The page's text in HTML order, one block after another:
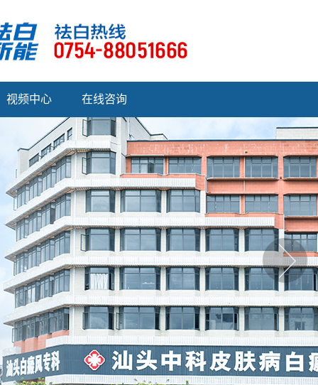
视频中心 在线咨询